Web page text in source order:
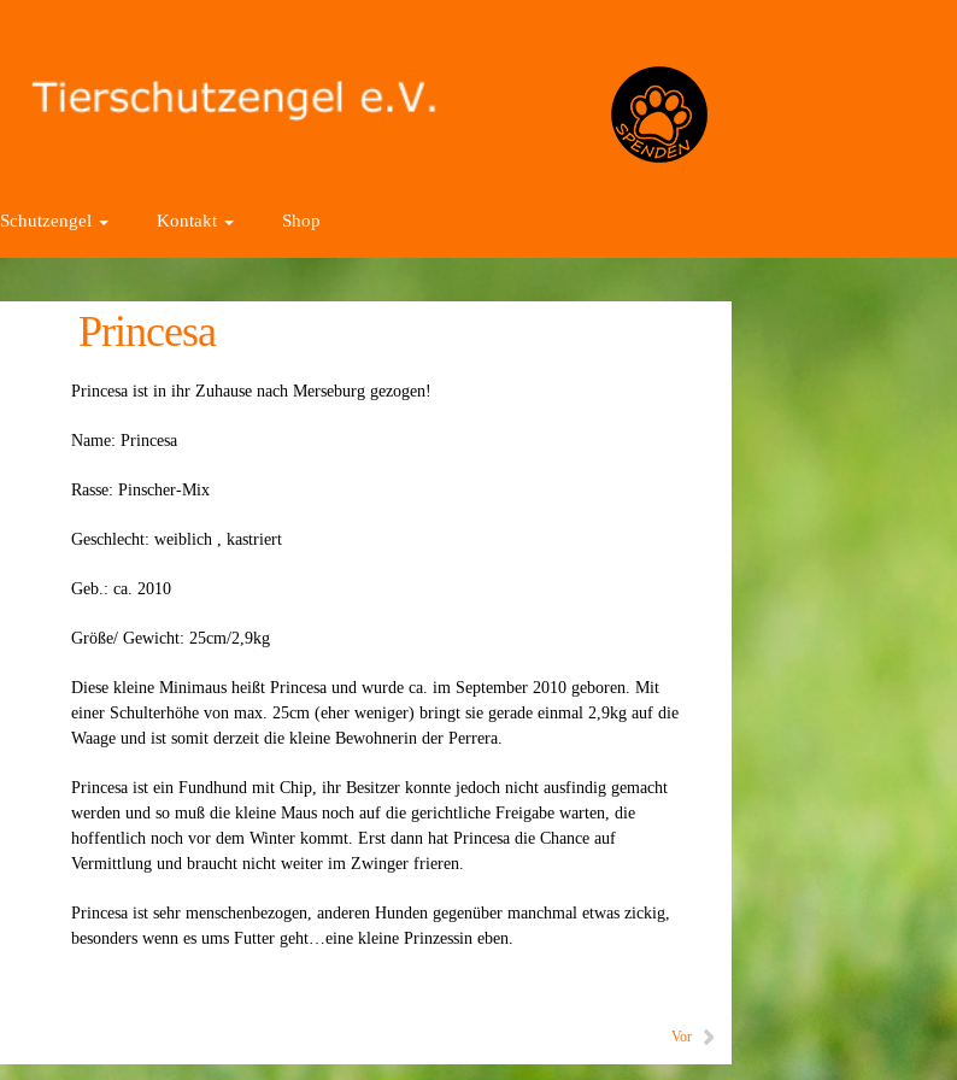
Schutzengel Kontakt Shop
Princesa
Princesa ist in ihr Zuhause nach Merseburg gezogen!
Name: Princesa
Rasse: Pinscher-Mix
Geschlecht: weiblich , kastriert
Geb.: ca. 2010
Größe/ Gewicht: 25cm/2,9kg
Diese kleine Minimaus heißt Princesa und wurde ca. im September 2010 geboren. Mit
einer Schulterhöhe von max. 25cm (eher weniger) bringt sie gerade einmal 2,9kg auf die
Waage und ist somit derzeit die kleine Bewohnerin der Perrera.
Princesa ist ein Fundhund mit Chip, ihr Besitzer konnte jedoch nicht ausfindig gemacht
werden und so muß die kleine Maus noch auf die gerichtliche Freigabe warten, die
hoffentlich noch vor dem Winter kommt. Erst dann hat Princesa die Chance auf
Vermittlung und braucht nicht weiter im Zwinger frieren.
Princesa ist sehr menschenbezogen, anderen Hunden gegenüber manchmal etwas zickig,
besonders wenn es ums Futter geht…eine kleine Prinzessin eben.
Vor